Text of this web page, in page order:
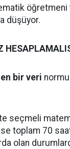
öğretmeni
düşüyor.
bir veri
seçmeli
toplam 70
olan